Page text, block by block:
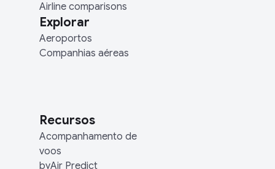
Airline comparisons
Explorar
Aeroportos
Companhias aéreas
Recursos
Acompanhamento de
voos
byAir Predict